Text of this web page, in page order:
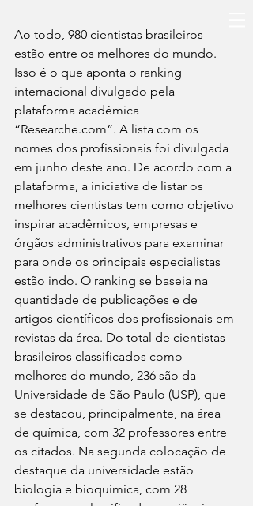
Ao todo, 980 cientistas brasileiros
estão entre os melhores do mundo.
Isso é o que aponta o ranking
internacional divulgado pela
plataforma acadêmica
“Researche.com”. A lista com os
nomes dos profissionais foi divulgada
em junho deste ano. De acordo com a
plataforma, a iniciativa de listar os
melhores cientistas tem como objetivo
inspirar acadêmicos, empresas e
órgãos administrativos para examinar
para onde os principais especialistas
estão indo. O ranking se baseia na
quantidade de publicações e de
artigos científicos dos profissionais em
revistas da área. Do total de cientistas
brasileiros classificados como
melhores do mundo, 236 são da
Universidade de São Paulo (USP), que
se destacou, principalmente, na área
de química, com 32 professores entre
os citados. Na segunda colocação de
destaque da universidade estão
biologia e bioquímica, com 28